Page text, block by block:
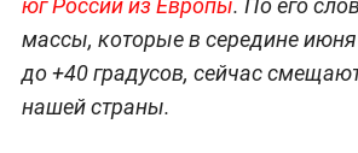
юг России из Европы. По его
массы, которые в середине июня
до +40 градусов, сейчас
нашей страны.